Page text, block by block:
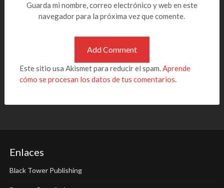
Guarda mi nombre, correo electrónico y web en este
navegador para la próxima vez que comente.
Este sitio usa Akismet para reducir el spam.Aprende
cómo se procesan los datos de tus comentarios.
Enlaces
Black Tower Publishing